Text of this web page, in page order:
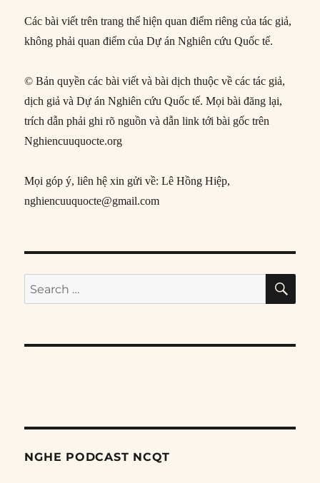
Các bài viết trên trang thể hiện quan điểm riêng của tác giả,
không phải quan điểm của Dự án Nghiên cứu Quốc tế.
© Bản quyền các bài viết và bài dịch thuộc về các tác giả,
dịch giả và Dự án Nghiên cứu Quốc tế. Mọi bài đăng lại,
trích dẫn phải ghi rõ nguồn và dẫn link tới bài gốc trên
Nghiencuuquocte.org
Mọi góp ý, liên hệ xin gửi về: Lê Hồng Hiệp,
nghiencuuquocte@gmail.com
Search
for:
NGHE PODCAST NCQT